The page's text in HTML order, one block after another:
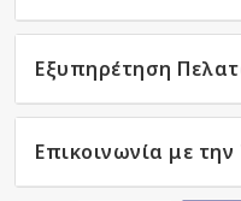
Εξυπηρέτηση
Επικοινωνία με